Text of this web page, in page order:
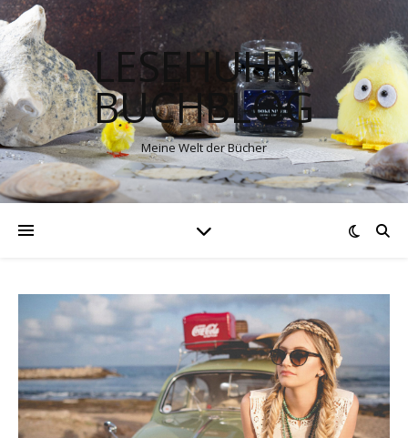
LESEHUHN-
BUCHBLOG
Meine Welt der Bücher